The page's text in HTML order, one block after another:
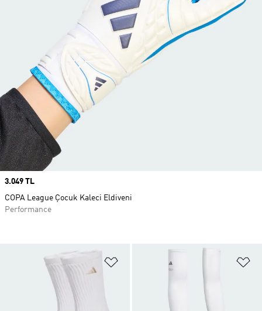
Favori Listesine Ekle
Price
3.049 TL
COPA League Çocuk Kaleci Eldiveni
Performance